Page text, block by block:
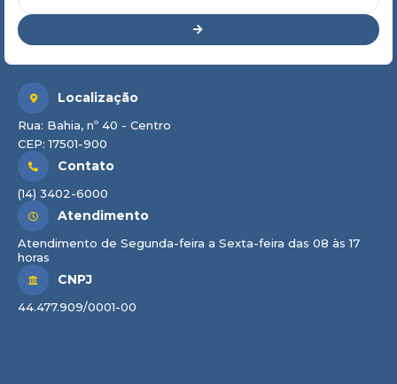
Localização
Rua: Bahia, nº 40 - Centro
CEP: 17501-900
Contato
(14) 3402-6000
Atendimento
Atendimento de Segunda-feira a Sexta-feira das 08 às 17
horas
CNPJ
44.477.909/0001-00